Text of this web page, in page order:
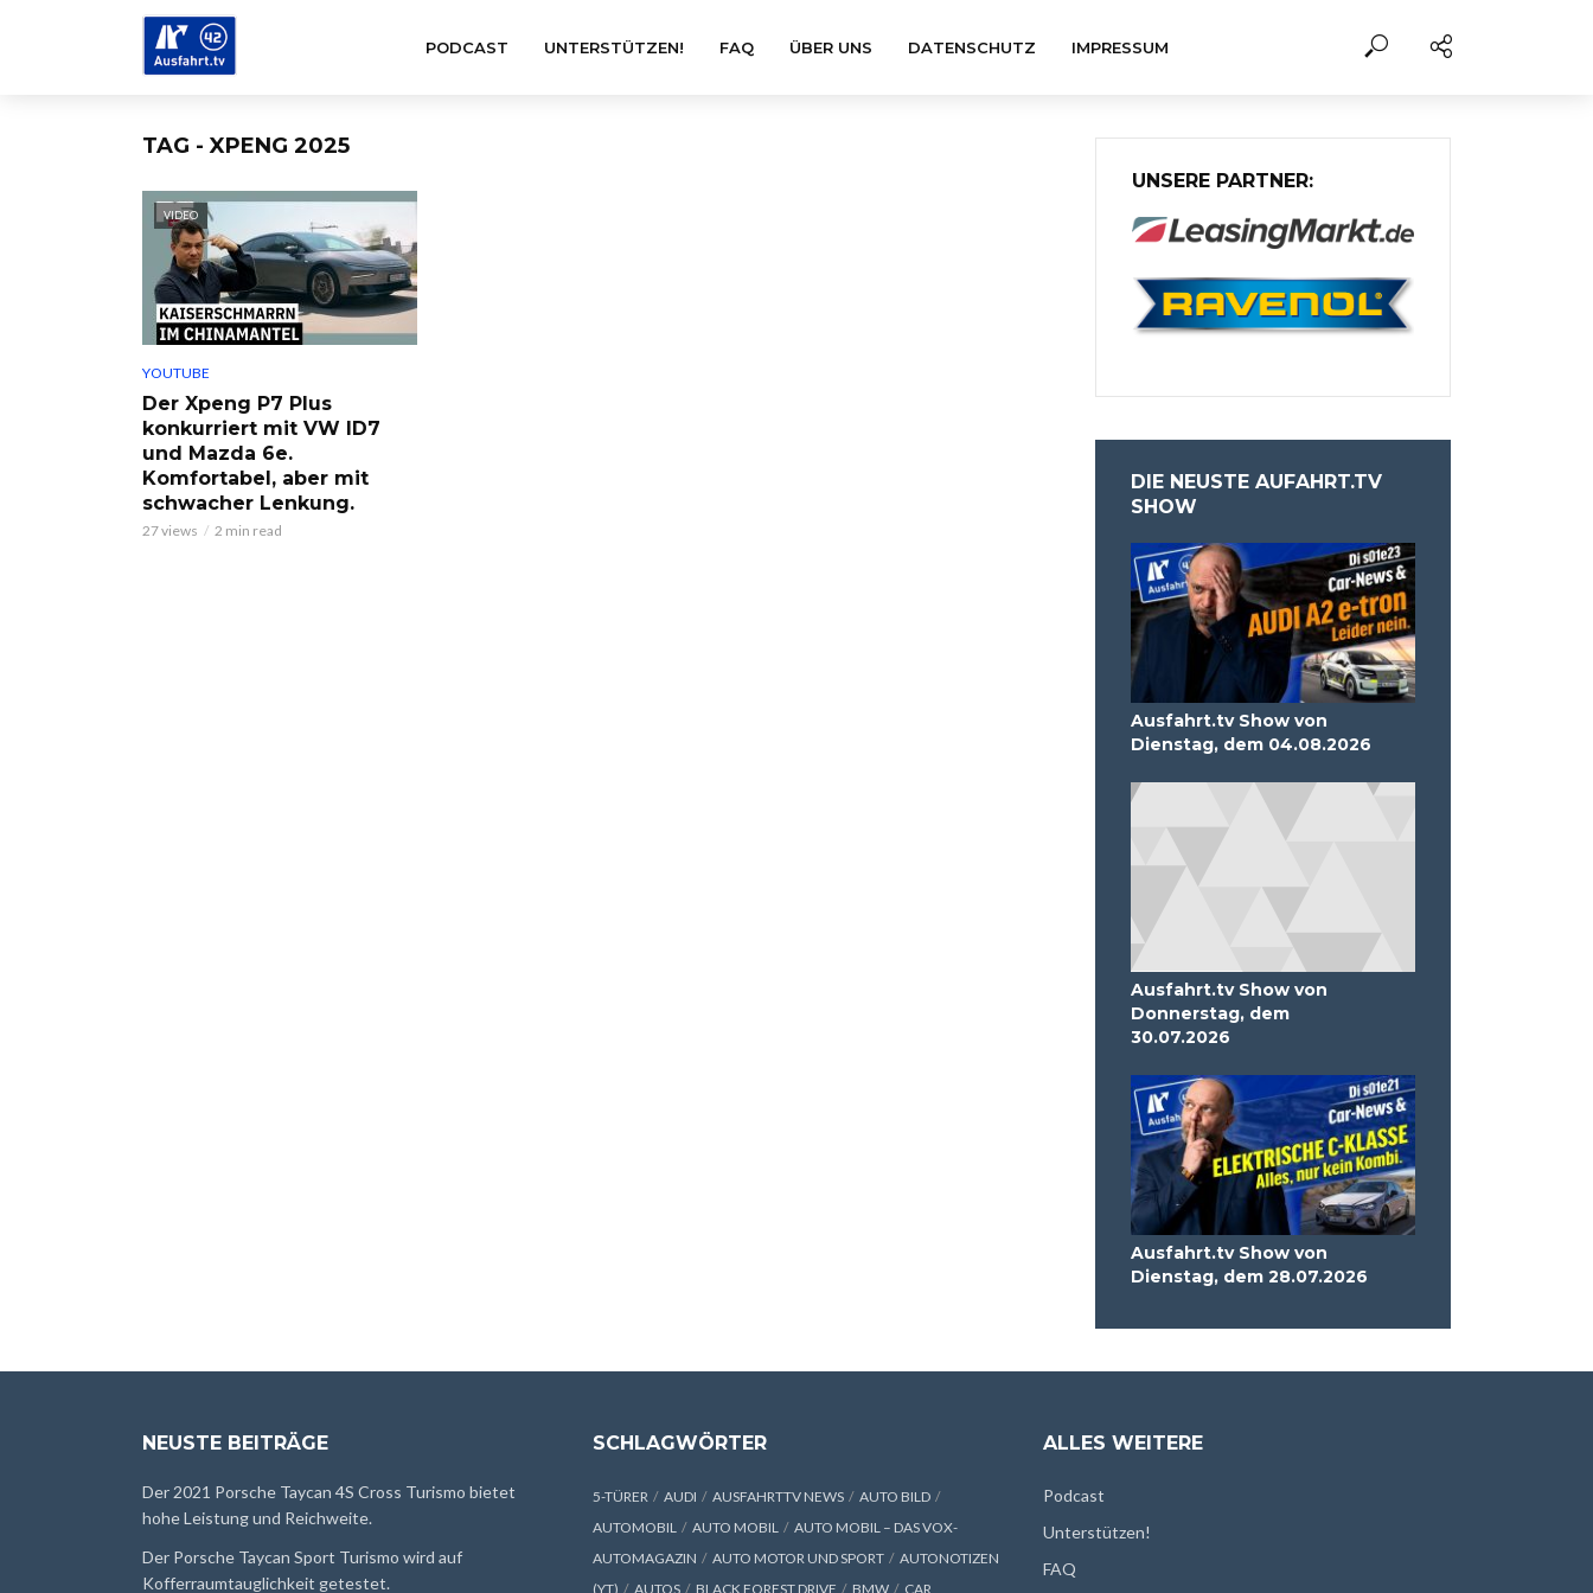
PODCAST UNTERSTÜTZEN! FAQ ÜBER UNS DATENSCHUTZ IMPRESSUM
TAG - XPENG 2025
VIDEO
YOUTUBE
Der Xpeng P7 Plus
konkurriert mit VW ID7
und Mazda 6e.
Komfortabel, aber mit
schwacher Lenkung.
27 views 2 min read
UNSERE PARTNER:
DIE NEUSTE AUFAHRT.TV
SHOW
Ausfahrt.tv Show von
Dienstag, dem 04.08.2026
Ausfahrt.tv Show von
Donnerstag, dem
30.07.2026
Ausfahrt.tv Show von
Dienstag, dem 28.07.2026
NEUSTE BEITRÄGE
Der 2021 Porsche Taycan 4S Cross Turismo bietet
hohe Leistung und Reichweite.
Der Porsche Taycan Sport Turismo wird auf
Kofferraumtauglichkeit getestet.
SCHLAGWÖRTER
5-TÜRER AUDI AUSFAHRTTV NEWS
AUTO BILD
AUTOMOBIL
AUTO MOBIL
AUTO MOBIL – DAS VOX-
AUTOMAGAZIN
AUTO MOTOR UND SPORT
AUTONOTIZEN
(YT)
AUTOS BLACK FOREST DRIVE BMW CAR
ALLES WEITERE
Podcast
Unterstützen!
FAQ